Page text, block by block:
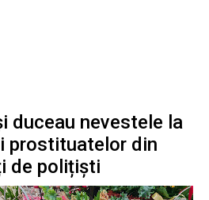
duceau nevestele la
prostituatelor din
de polițiști